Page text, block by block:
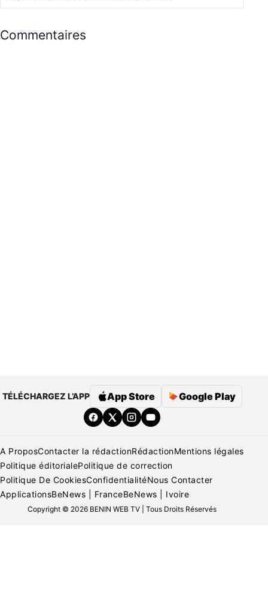
Commentaires
TÉLÉCHARGEZ L’APP App Store Google Play
A ProposContacter la rédactionRédactionMentions légales
Politique éditorialePolitique de correction
Politique De CookiesConfidentialitéNous Contacter
ApplicationsBeNews | FranceBeNews | Ivoire
Copyright © 2026 BENIN WEB TV | Tous Droits Réservés